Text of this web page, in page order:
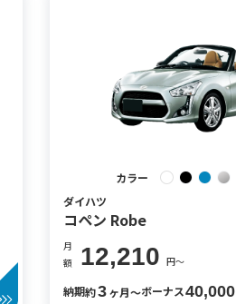
カラー
ダイハツ
コペン Robe
月
額
12,210 円〜
納期約3ヶ月〜ボーナス40,000